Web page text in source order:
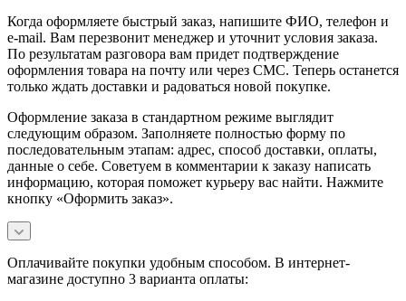
Когда оформляете быстрый заказ, напишите ФИО, телефон и
e-mail. Вам перезвонит менеджер и уточнит условия заказа.
По результатам разговора вам придет подтверждение
оформления товара на почту или через СМС. Теперь останется
только ждать доставки и радоваться новой покупке.
Оформление заказа в стандартном режиме выглядит
следующим образом. Заполняете полностью форму по
последовательным этапам: адрес, способ доставки, оплаты,
данные о себе. Советуем в комментарии к заказу написать
информацию, которая поможет курьеру вас найти. Нажмите
кнопку «Оформить заказ».
Оплачивайте покупки удобным способом. В интернет-
магазине доступно 3 варианта оплаты: